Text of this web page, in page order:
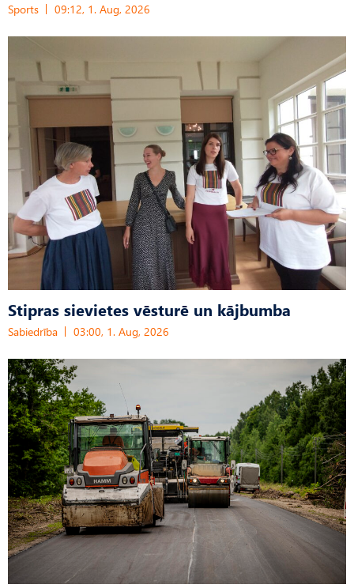
Sports 09:12, 1. Aug, 2026
Stipras sievietes vēsturē un kājbumba
Sabiedrība 03:00, 1. Aug, 2026